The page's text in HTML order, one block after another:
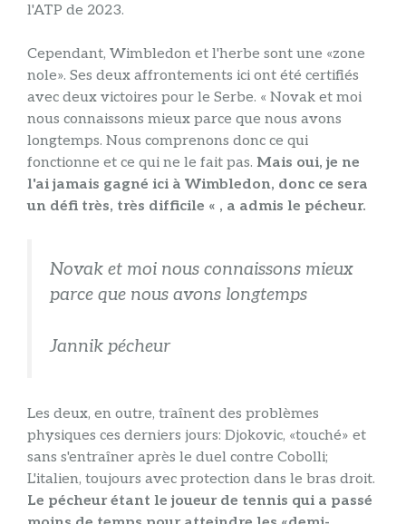
l'ATP de 2023.
Cependant, Wimbledon et l'herbe sont une «zone
nole». Ses deux affrontements ici ont été certifiés
avec deux victoires pour le Serbe. « Novak et moi
nous connaissons mieux parce que nous avons
longtemps. Nous comprenons donc ce qui
fonctionne et ce qui ne le fait pas. Mais oui, je ne
l'ai jamais gagné ici à Wimbledon, donc ce sera
un défi très, très difficile « , a admis le pécheur.
Novak et moi nous connaissons mieux
parce que nous avons longtemps
Jannik pécheur
Les deux, en outre, traînent des problèmes
physiques ces derniers jours: Djokovic, «touché» et
sans s'entraîner après le duel contre Cobolli;
L'italien, toujours avec protection dans le bras droit.
Le pécheur étant le joueur de tennis qui a passé